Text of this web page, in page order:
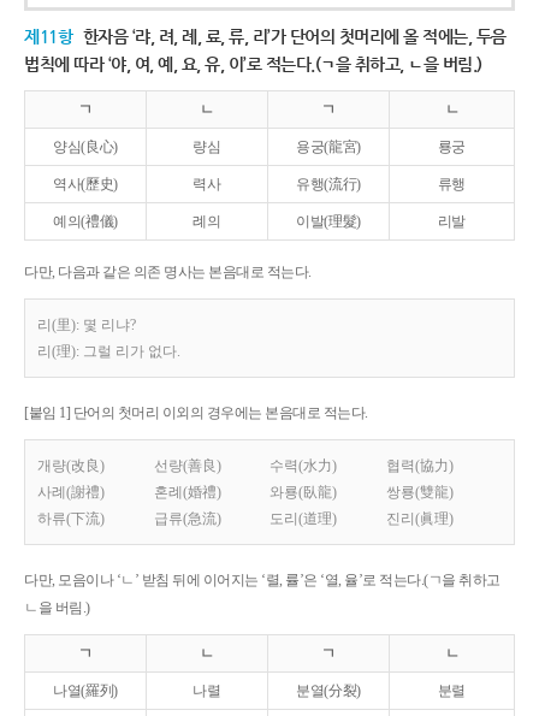
제11항 한자음 ‘랴, 려, 례, 료, 류, 리’가 단어의 첫머리에 올 적에는, 두음
법칙에 따라 ‘야, 여, 예, 요, 유, 이’로 적는다.(ㄱ을 취하고, ㄴ을 버림.)
ㄱ ㄴ ㄱ ㄴ
양심(良心) 량심 용궁(龍宮) 룡궁
역사(歷史) 력사 유행(流行) 류행
예의(禮儀) 례의 이발(理髮) 리발
다만, 다음과 같은 의존 명사는 본음대로 적는다.
리(里): 몇 리냐?
리(理): 그럴 리가 없다.
[붙임 1] 단어의 첫머리 이외의 경우에는 본음대로 적는다.
개량(改良) 선량(善良) 수력(水力)
협력(協力)
사례(謝禮)
혼례(婚禮) 와룡(臥龍)
쌍룡(雙龍)
하류(下流)
급류(急流) 도리(道理) 진리(眞理)
다만, 모음이나 ‘ㄴ’ 받침 뒤에 이어지는 ‘렬, 률’은 ‘열, 율’로 적는다.(ㄱ을 취하고
ㄴ을 버림.)
ㄱ ㄴ ㄱ ㄴ
나열(羅列) 나렬 분열(分裂) 분렬